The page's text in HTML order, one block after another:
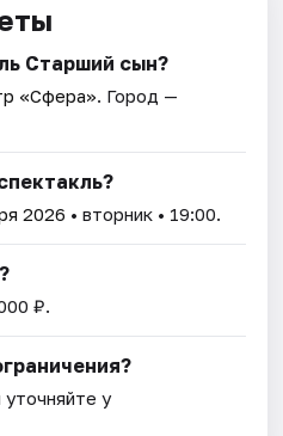
Старший сын?
«Сфера». Город —
2026 • вторник • 19:00.
₽.
уточняйте у